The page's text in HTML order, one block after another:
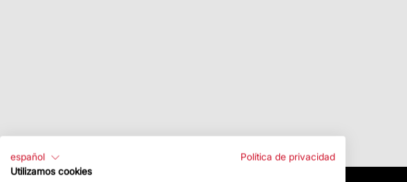
español
Política de privacidad
Utilizamos cookies